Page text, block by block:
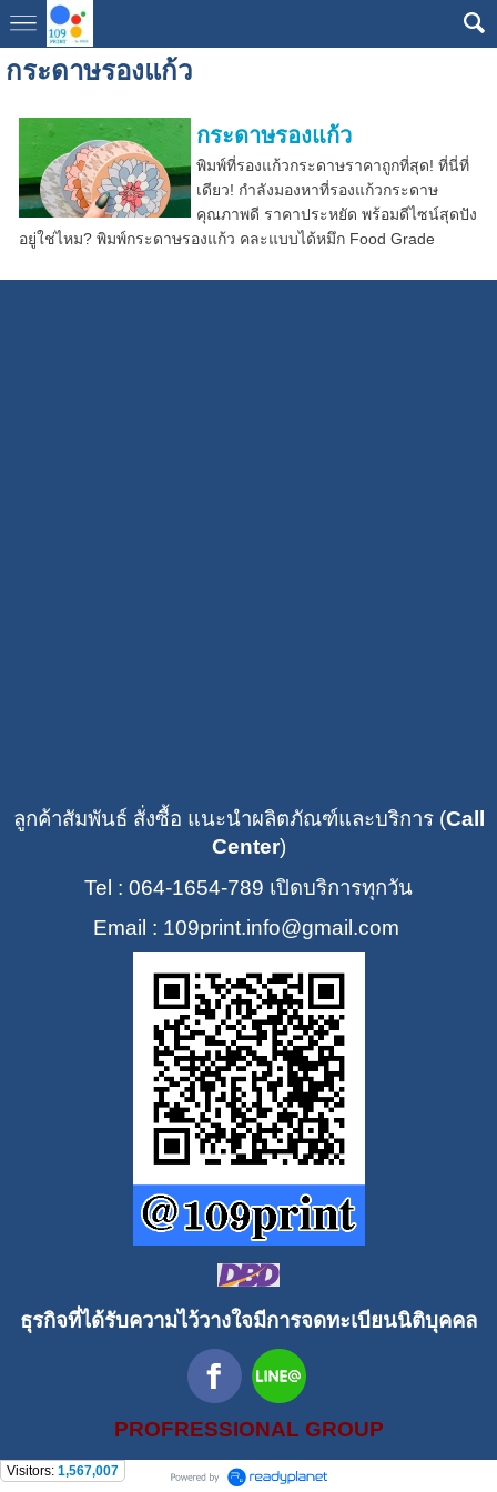
กระดาษรองแก้ว
กระดาษรองแก้ว
พิมพ์ที่รองแก้วกระดาษราคาถูกที่สุด! ที่นี่ที่
เดียว! กำลังมองหาที่รองแก้วกระดาษ
คุณภาพดี ราคาประหยัด พร้อมดีไซน์สุดปัง
อยู่ใช่ไหม? พิมพ์กระดาษรองแก้ว คละแบบได้หมึก Food Grade
ลูกค้าสัมพันธ์ สั่งซื้อ แนะนำผลิตภัณฑ์และบริการ (Call
Center)
Tel : 064-1654-789 เปิดบริการทุกวัน
Email : 109print.info@gmail.com
ธุรกิจที่ได้รับความไว้วางใจมีการจดทะเบียนนิติบุคคล
PROFRESSIONAL GROUP
Visitors: 1,567,007